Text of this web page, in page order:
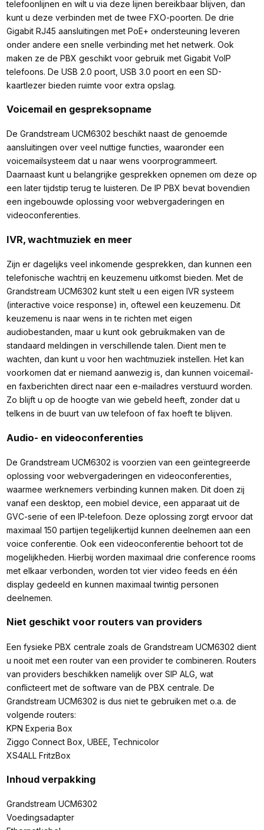
telefoonlijnen en wilt u via deze lijnen bereikbaar blijven, dan
kunt u deze verbinden met de twee FXO-poorten. De drie
Gigabit RJ45 aansluitingen met PoE+ ondersteuning leveren
onder andere een snelle verbinding met het netwerk. Ook
maken ze de PBX geschikt voor gebruik met Gigabit VoIP
telefoons. De USB 2.0 poort, USB 3.0 poort en een SD-
kaartlezer bieden ruimte voor extra opslag.
Voicemail en gespreksopname
De Grandstream UCM6302 beschikt naast de genoemde
aansluitingen over veel nuttige functies, waaronder een
voicemailsysteem dat u naar wens voorprogrammeert.
Daarnaast kunt u belangrijke gesprekken opnemen om deze op
een later tijdstip terug te luisteren. De IP PBX bevat bovendien
een ingebouwde oplossing voor webvergaderingen en
videoconferenties.
IVR, wachtmuziek en meer
Zijn er dagelijks veel inkomende gesprekken, dan kunnen een
telefonische wachtrij en keuzemenu uitkomst bieden. Met de
Grandstream UCM6302 kunt stelt u een eigen IVR systeem
(interactive voice response) in, oftewel een keuzemenu. Dit
keuzemenu is naar wens in te richten met eigen
audiobestanden, maar u kunt ook gebruikmaken van de
standaard meldingen in verschillende talen. Dient men te
wachten, dan kunt u voor hen wachtmuziek instellen. Het kan
voorkomen dat er niemand aanwezig is, dan kunnen voicemail-
en faxberichten direct naar een e-mailadres verstuurd worden.
Zo blijft u op de hoogte van wie gebeld heeft, zonder dat u
telkens in de buurt van uw telefoon of fax hoeft te blijven.
Audio- en videoconferenties
De Grandstream UCM6302 is voorzien van een geïntegreerde
oplossing voor webvergaderingen en videoconferenties,
waarmee werknemers verbinding kunnen maken. Dit doen zij
vanaf een desktop, een mobiel device, een apparaat uit de
GVC-serie of een IP-telefoon. Deze oplossing zorgt ervoor dat
maximaal 150 partijen tegelijkertijd kunnen deelnemen aan een
voice conferentie. Ook een videoconferentie behoort tot de
mogelijkheden. Hierbij worden maximaal drie conference rooms
met elkaar verbonden, worden tot vier video feeds en één
display gedeeld en kunnen maximaal twintig personen
deelnemen.
Niet geschikt voor routers van providers
Een fysieke PBX centrale zoals de Grandstream UCM6302 dient
u nooit met een router van een provider te combineren. Routers
van providers beschikken namelijk over SIP ALG, wat
conflicteert met de software van de PBX centrale. De
Grandstream UCM6302 is dus niet te gebruiken met o.a. de
volgende routers:
KPN Experia Box
Ziggo Connect Box, UBEE, Technicolor
XS4ALL FritzBox
Inhoud verpakking
Grandstream UCM6302
Voedingsadapter